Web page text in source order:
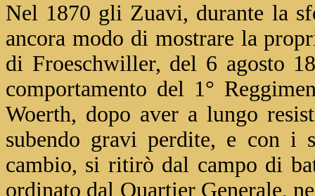
Nel 1870 gli Zuavi, durante la
ancora modo di mostrare la
di Froeschwiller, del 6 agosto
comportamento del 1°
Woerth, dopo aver a lungo
subendo gravi perdite, e con
cambio, si ritirò dal campo di
ordinato dal Quartier Generale,